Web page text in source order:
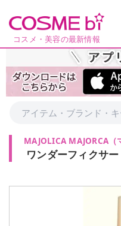
コスメ・美容の最新情報
MAJOLICA MAJORCA（
ワンダーフィクサー